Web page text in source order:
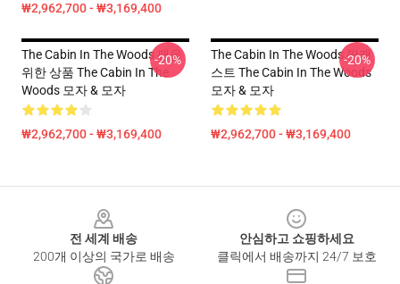
₩2,962,700 - ₩3,169,400
The Cabin In The Woods 팬을
위한 상품 The Cabin In The
Woods 모자 & 모자
₩2,962,700 - ₩3,169,400
-20%
The Cabin In The Woods 팟캐
스트 The Cabin In The Woods
모자 & 모자
₩2,962,700 - ₩3,169,400
-20%
전 세계 배송
200개 이상의 국가로 배송
안심하고 쇼핑하세요
클릭에서 배송까지 24/7 보호